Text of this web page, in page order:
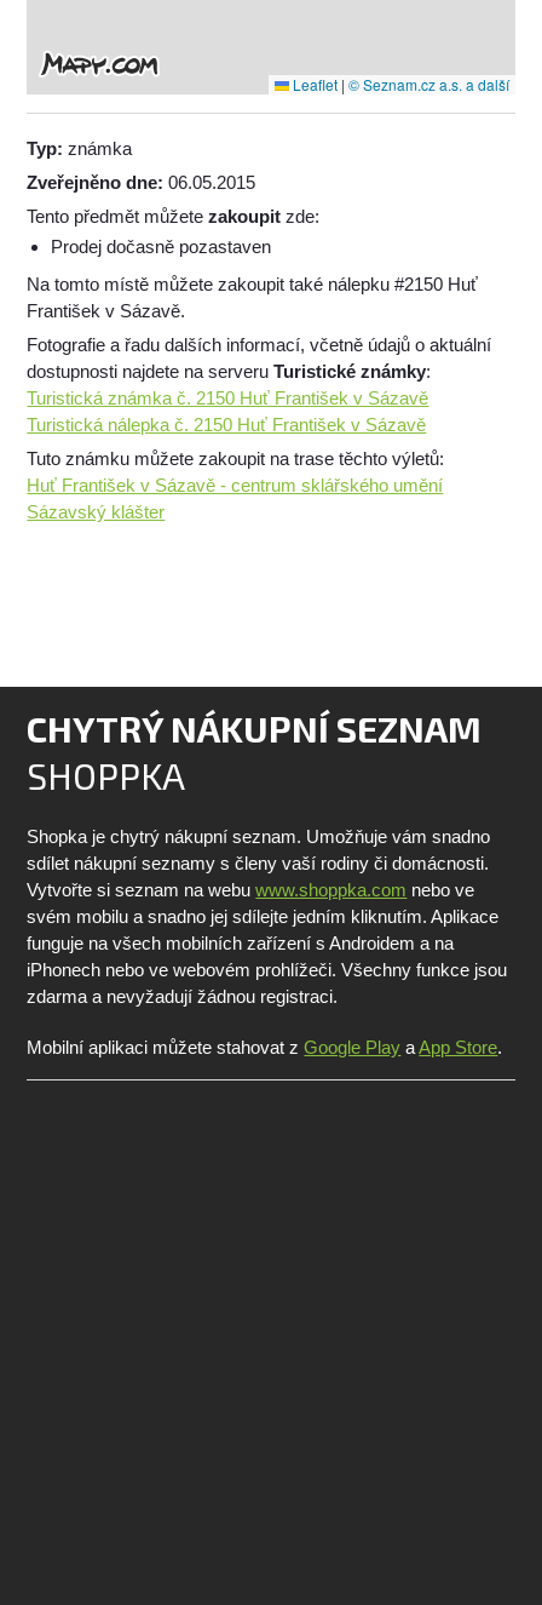
Leaflet | © Seznam.cz a.s. a další
Typ:známka
Zveřejněno dne:06.05.2015
Tento předmět můžetezakoupit zde:
Prodej dočasně pozastaven
Na tomto místě můžete zakoupit také nálepku #2150 Huť
František v Sázavě.
Fotografie a řadu dalších informací, včetně údajů o aktuální
dostupnosti najdete na serveruTuristické známky:
Turistická známka č. 2150 Huť František v Sázavě
Turistická nálepka č. 2150 Huť František v Sázavě
Tuto známku můžete zakoupit na trase těchto výletů:
Huť František v Sázavě - centrum sklářského umění
Sázavský klášter
CHYTRÝ NÁKUPNÍ SEZNAM
SHOPPKA
Shopka je chytrý nákupní seznam. Umožňuje vám snadno
sdílet nákupní seznamy s členy vaší rodiny či domácnosti.
Vytvořte si seznam na webuwww.shoppka.com nebo ve
svém mobilu a snadno jej sdílejte jedním kliknutím. Aplikace
funguje na všech mobilních zařízení s Androidem a na
iPhonech nebo ve webovém prohlížeči. Všechny funkce jsou
zdarma a nevyžadují žádnou registraci.
Mobilní aplikaci můžete stahovat zGoogle Play aApp Store.